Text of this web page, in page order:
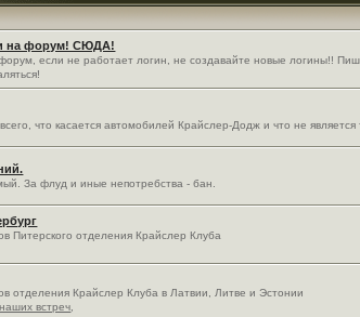
на форум! СЮДА!
если не работает логин, не создавайте новые логины!!
что касается автомобилей Крайслер-Додж и что не
За флуд и иные непотребства - бан.
Питерского отделения Крайслер Клуба
отделения Крайслер Клуба в Латвии, Литве и Эстонии
встреч